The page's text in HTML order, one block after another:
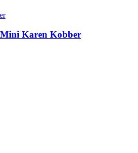
Karen Kobber